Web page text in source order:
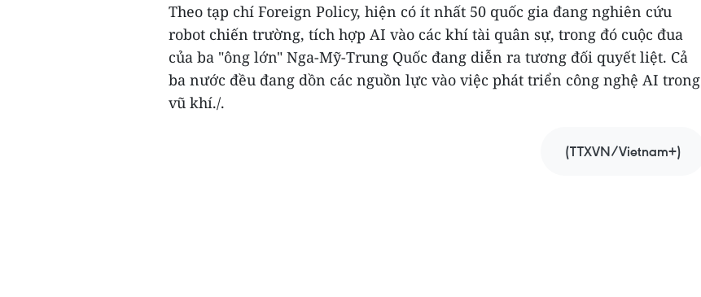
Theo tạp chí Foreign Policy, hiện có ít nhất 50 quốc gia đang nghiên cứu
robot chiến trường, tích hợp AI vào các khí tài quân sự, trong đó cuộc đua
của ba "ông lớn" Nga-Mỹ-Trung Quốc đang diễn ra tương đối quyết liệt. Cả
ba nước đều đang dồn các nguồn lực vào việc phát triển công nghệ AI trong
vũ khí./.
(TTXVN/Vietnam+)